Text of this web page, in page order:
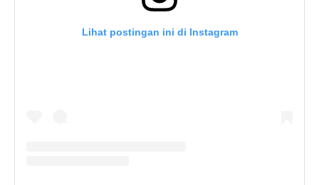
Lihat postingan ini di Instagram